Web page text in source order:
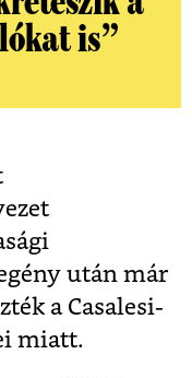
is”
után már
a Casalesi-
miatt.